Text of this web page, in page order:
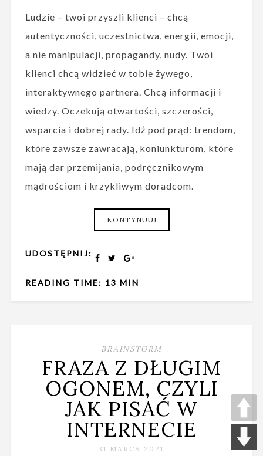
Ludzie – twoi przyszli klienci – chcą
autentyczności, uczestnictwa, energii, emocji,
a nie manipulacji, propagandy, nudy. Twoi
klienci chcą widzieć w tobie żywego,
interaktywnego partnera. Chcą informacji i
wiedzy. Oczekują otwartości, szczerości,
wsparcia i dobrej rady. Idź pod prąd: trendom,
które zawsze zawracają, koniunkturom, które
mają dar przemijania, podręcznikowym
mądrościom i krzykliwym doradcom.
KONTYNUUJ
UDOSTĘPNIJ:
READING TIME: 13 MIN
BRAINSTORM
FRAZA Z DŁUGIM
OGONEM, CZYLI
JAK PISAĆ W
INTERNECIE
31 MARCA 2021